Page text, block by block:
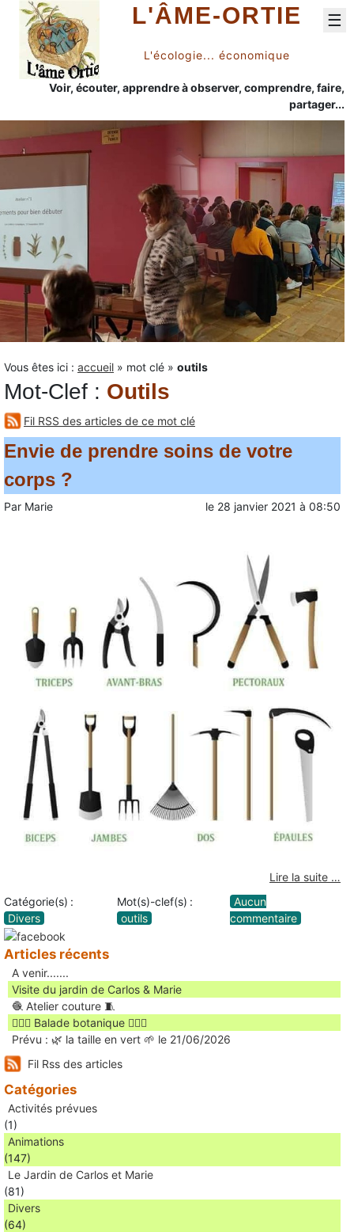
L'ÂME-ORTIE
L'écologie... économique
Voir, écouter, apprendre à observer, comprendre, faire,
partager...
☰
Vous êtes ici : accueil » mot clé » outils
Mot-Clef : Outils
Fil RSS des articles de ce mot clé
Envie de prendre soins de votre
corps ?
Par Marie le 28 janvier 2021 à 08:50
Lire la suite …
Catégorie(s) :
Divers
Mot(s)-clef(s) :
outils
Aucun
commentaire
Articles récents
A venir.......
Visite du jardin de Carlos & Marie
🧶 Atelier couture 🧵
🚶🏻‍♀️ Balade botanique 🚶🏻‍♂️
Prévu : 🌿 la taille en vert 🌱 le 21/06/2026
Fil Rss des articles
Catégories
Activités prévues
(1)
Animations
(147)
Le Jardin de Carlos et Marie
(81)
Divers
(64)